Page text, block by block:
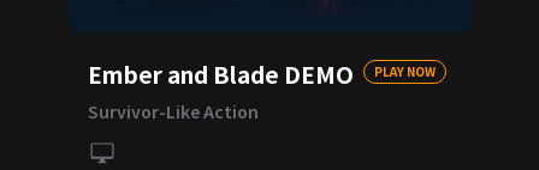
Ember and Blade DEMO PLAY NOW
Survivor-Like Action